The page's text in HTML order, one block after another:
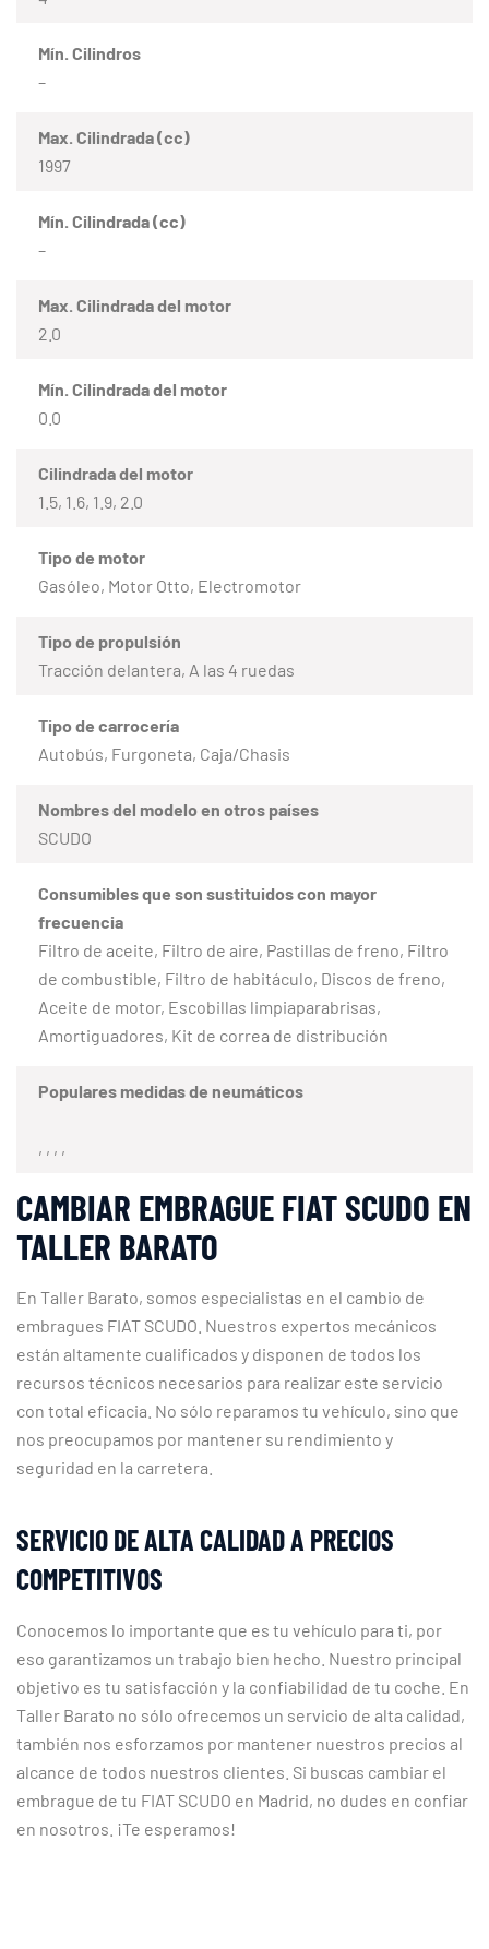
Mín. Cilindros
–
Max. Cilindrada (cc)
1997
Mín. Cilindrada (cc)
–
Max. Cilindrada del motor
2.0
Mín. Cilindrada del motor
0.0
Cilindrada del motor
1.5, 1.6, 1.9, 2.0
Tipo de motor
Gasóleo, Motor Otto, Electromotor
Tipo de propulsión
Tracción delantera, A las 4 ruedas
Tipo de carrocería
Autobús, Furgoneta, Caja/Chasis
Nombres del modelo en otros países
SCUDO
Consumibles que son sustituidos con mayor
frecuencia
Filtro de aceite, Filtro de aire, Pastillas de freno, Filtro
de combustible, Filtro de habitáculo, Discos de freno,
Aceite de motor, Escobillas limpiaparabrisas,
Amortiguadores, Kit de correa de distribución
Populares medidas de neumáticos
, , , ,
CAMBIAR EMBRAGUE FIAT SCUDO EN
TALLER BARATO
En Taller Barato, somos especialistas en el cambio de
embragues FIAT SCUDO. Nuestros expertos mecánicos
están altamente cualificados y disponen de todos los
recursos técnicos necesarios para realizar este servicio
con total eficacia. No sólo reparamos tu vehículo, sino que
nos preocupamos por mantener su rendimiento y
seguridad en la carretera.
SERVICIO DE ALTA CALIDAD A PRECIOS
COMPETITIVOS
Conocemos lo importante que es tu vehículo para ti, por
eso garantizamos un trabajo bien hecho. Nuestro principal
objetivo es tu satisfacción y la confiabilidad de tu coche. En
Taller Barato no sólo ofrecemos un servicio de alta calidad,
también nos esforzamos por mantener nuestros precios al
alcance de todos nuestros clientes. Si buscas cambiar el
embrague de tu FIAT SCUDO en Madrid, no dudes en confiar
en nosotros. ¡Te esperamos!